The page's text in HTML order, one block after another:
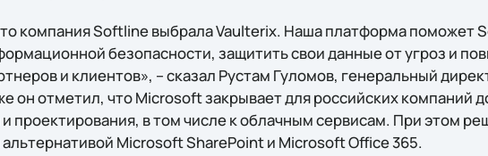
компания Softline выбрала Vaulterix. Наша платформа поможет
безопасности, защитить свои данные от угроз и
и клиентов», – сказал Рустам Гуломов, генеральный
он отметил, что Microsoft закрывает для российских компаний
проектирования, в том числе к облачным сервисам. При этом
Microsoft SharePoint и Microsoft Office 365.